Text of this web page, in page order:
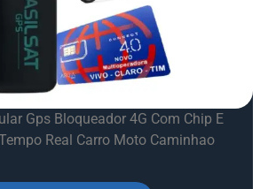
Gps Bloqueador 4G Com Chip E
Real Carro Moto Caminhao